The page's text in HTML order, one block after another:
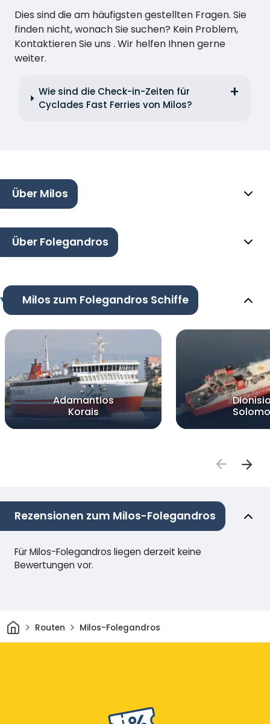
Dies sind die am häufigsten gestellten Fragen. Sie
finden nicht, wonach Sie suchen? Kein Problem,
Kontaktieren Sie uns . Wir helfen Ihnen gerne
weiter.
Wie sind die Check-in-Zeiten für
Cyclades Fast Ferries von Milos?
Über Milos
Über Folegandros
Milos zum Folegandros Schiffe
Adamantios
Korais
Rezensionen zum Milos-Folegandros
Für Milos-Folegandros liegen derzeit keine
Bewertungen vor.
HeimRouten Milos-Folegandros